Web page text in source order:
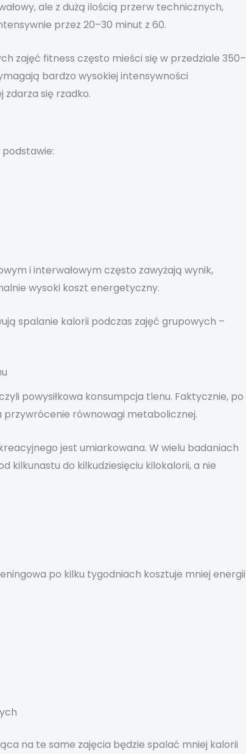
ale z dużą ilością przerw technicznych,
przez 20–30 minut z 60.
zajęć fitness często mieści się w przedziale 350–
bardzo wysokiej intensywności
zdarza się rzadko.
i interwałowym często zawyżają wynik,
wysoki koszt energetyczny.
spalanie kalorii podczas zajęć grupowych –
powysiłkowa konsumpcja tlenu. Faktycznie, po
przywrócenie równowagi metabolicznej.
jest umiarkowana. W wielu badaniach
do kilkudziesięciu kilokalorii, a nie
po kilku tygodniach kosztuje mniej energii
na te same zajęcia będzie spalać mniej kalorii